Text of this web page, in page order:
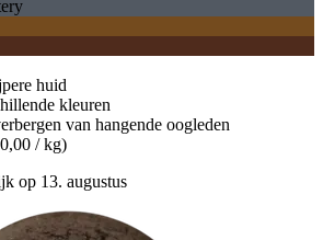
huid
kleuren
van hangende oogleden
/ kg)
op 13. augustus